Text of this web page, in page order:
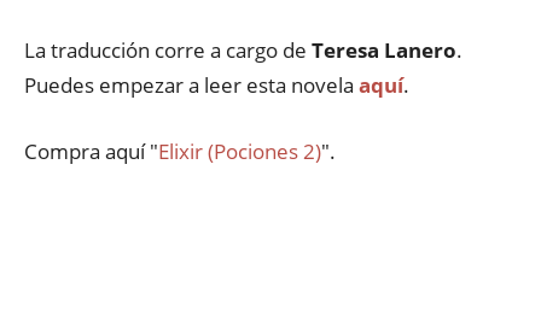
La traducción corre a cargo de Teresa Lanero.
Puedes empezar a leer esta novela aquí.
Compra aquí "Elixir (Pociones 2)".